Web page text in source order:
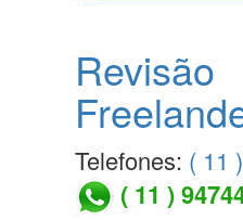
Revisão
Telefones: ( 11
( 11 )